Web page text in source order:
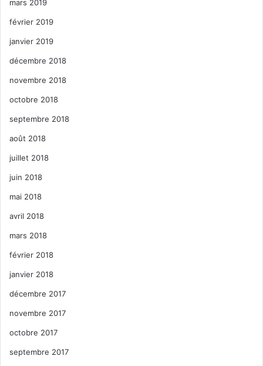
mars 2019
février 2019
janvier 2019
décembre 2018
novembre 2018
octobre 2018
septembre 2018
août 2018
juillet 2018
juin 2018
mai 2018
avril 2018
mars 2018
février 2018
janvier 2018
décembre 2017
novembre 2017
octobre 2017
septembre 2017